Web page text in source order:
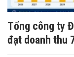
Tổng công ty
đạt doanh thu